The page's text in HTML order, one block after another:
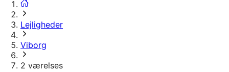
Lejligheder
Viborg
2 værelses